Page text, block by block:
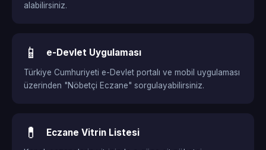
alabilirsiniz.
📱 e-Devlet Uygulaması
Türkiye Cumhuriyeti e-Devlet portalı ve mobil uygulaması
üzerinden "Nöbetçi Eczane" sorgulayabilirsiniz.
💊 Eczane Vitrin Listesi